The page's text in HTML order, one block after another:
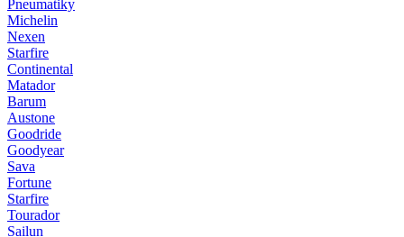
Pneumatiky
Michelin
Nexen
Starfire
Continental
Matador
Barum
Austone
Goodride
Goodyear
Sava
Fortune
Starfire
Tourador
Sailun